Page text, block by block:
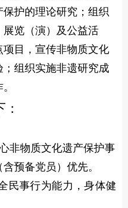
护的理论研究；组织
览（演）及公益活
目，宣传非物质文化
组织实施非遗研究成
非物质文化遗产保护事
预备党员）优先。
民事行为能力，身体健